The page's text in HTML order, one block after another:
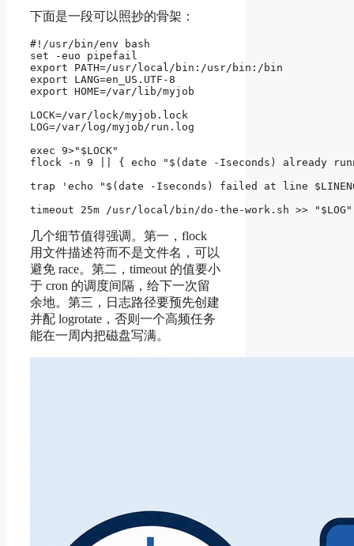
下面是一段可以照抄的骨架：
#!/usr/bin/env bash
set -euo pipefail
export PATH=/usr/local/bin:/usr/bin:/bin
export LANG=en_US.UTF-8
export HOME=/var/lib/myjob
LOCK=/var/lock/myjob.lock
LOG=/var/log/myjob/run.log
exec 9>"$LOCK"
flock -n 9 || { echo "$(date -Iseconds) already
trap 'echo "$(date -Iseconds) failed at line
几个细节值得强调。第一，flock
用文件描述符而不是文件名，可以
避免 race。第二，timeout 的值要小
于 cron 的调度间隔，给下一次留
余地。第三，日志路径要预先创建
并配 logrotate，否则一个高频任务
能在一周内把磁盘写满。